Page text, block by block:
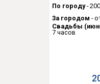
По городу-
За городом -
Свадьбы
7 часов